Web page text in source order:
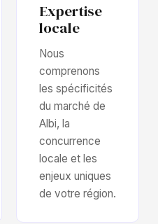
Expertise
locale
Nous
comprenons
les spécificités
du marché de
Albi, la
concurrence
locale et les
enjeux uniques
de votre région.